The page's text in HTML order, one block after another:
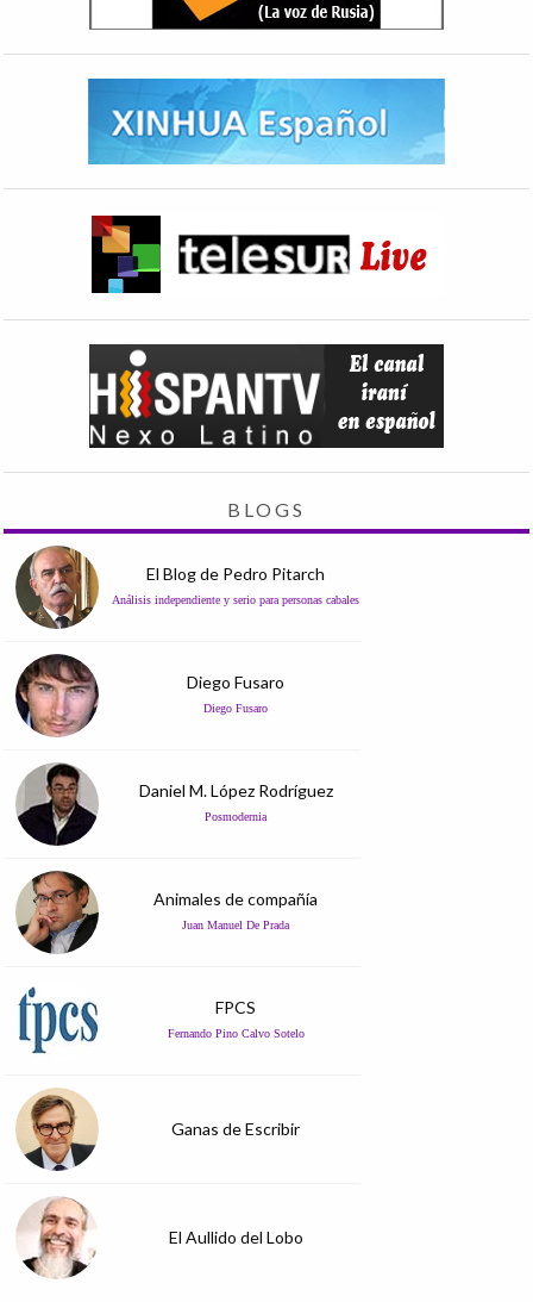
BLOGS
El Blog de Pedro Pitarch
Análisis independiente y serio para personas cabales
Diego Fusaro
Diego Fusaro
Daniel M. López Rodríguez
Posmodernia
Animales de compañía
Juan Manuel De Prada
FPCS
Fernando Pino Calvo Sotelo
Ganas de Escribir
El Aullido del Lobo